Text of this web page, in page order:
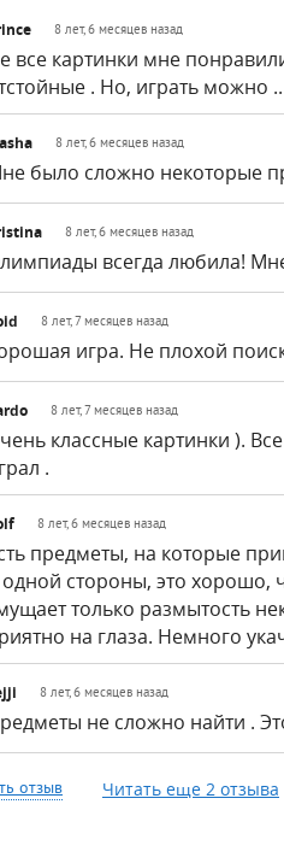
8 лет, 6 месяцев назад
все картинки мне
. Но, играть можно ..
8 лет, 6 месяцев назад
было сложно некоторые
8 лет, 6 месяцев назад
всегда любила!
8 лет, 7 месяцев назад
игра. Не плохой
8 лет, 7 месяцев назад
классные картинки ).
.
8 лет, 6 месяцев назад
предметы, на которые
стороны, это хорошо,
только размытость
на глаза. Немного
8 лет, 6 месяцев назад
не сложно найти .
отзыв Читать еще 2 отзыва